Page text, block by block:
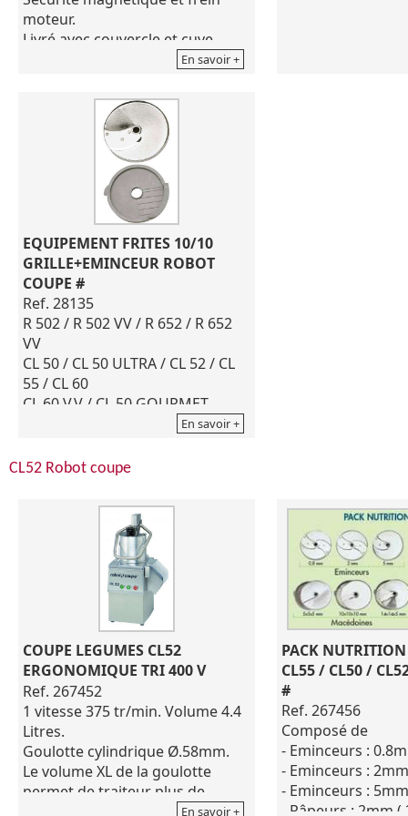
moteur.
Livré avec couvercle et cuve
2 goulottes : 1 grande demi lune
et 1 goulotte cylindrique
Tri 400v. Puissance 600W
Dimensions : h 590 x l 350 x 320
En savoir +
EQUIPEMENT FRITES 10/10
GRILLE+EMINCEUR ROBOT
COUPE #
Ref. 28135
R 502 / R 502 VV / R 652 / R 652
VV
CL 50 / CL 50 ULTRA / CL 52 / CL
55 / CL 60
CL 60 V.V / CL 50 GOURMET
En savoir +
CL52 Robot coupe
COUPE LEGUMES CL52
ERGONOMIQUE TRI 400 V
Ref. 267452
1 vitesse 375 tr/min. Volume 4.4
Litres.
Goulotte cylindrique Ø.58mm.
Le volume XL de la goulotte
permet de traiteur plus de
En savoir +
PACK
CL55 / CL50 /
#
Ref. 267456
Composé de
- Eminceurs :
- Eminceurs :
- Eminceurs :
- Râpeurs : 2mm